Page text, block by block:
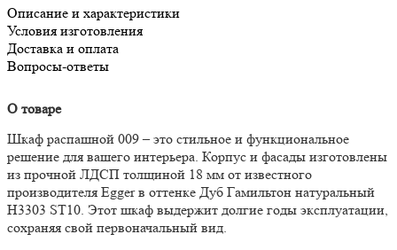
Описание и характеристики
Условия изготовления
Доставка и оплата
Вопросы-ответы
О товаре
Шкаф распашной 009 – это стильное и функциональное
решение для вашего интерьера. Корпус и фасады изготовлены
из прочной ЛДСП толщиной 18 мм от известного
производителя Egger в оттенке Дуб Гамильтон натуральный
H3303 ST10. Этот шкаф выдержит долгие годы эксплуатации,
сохраняя свой первоначальный вид.